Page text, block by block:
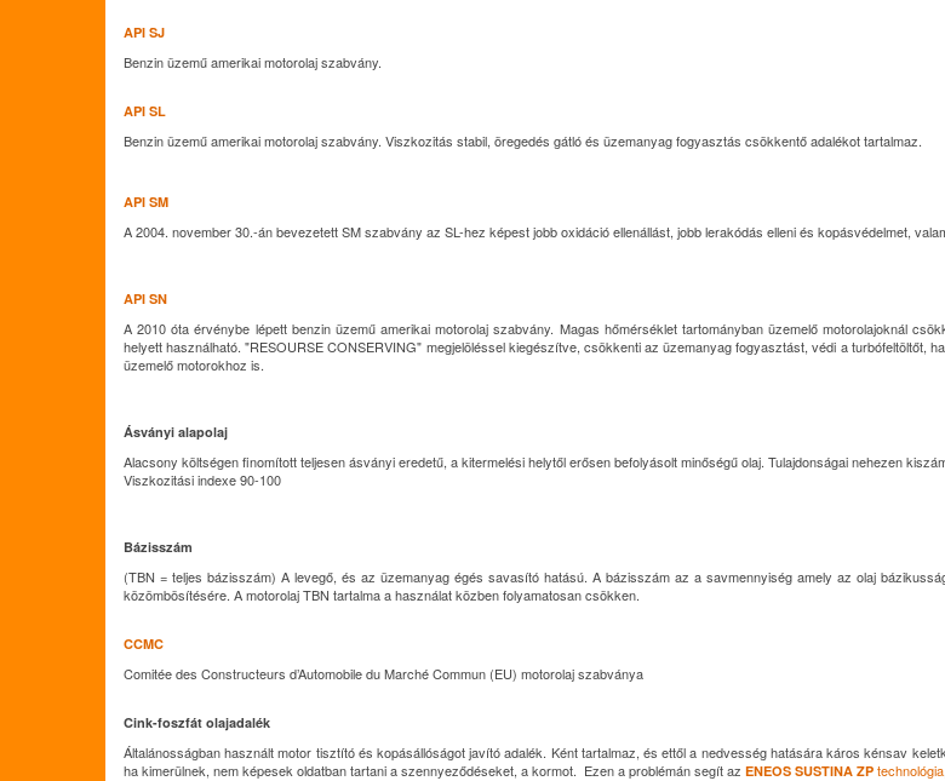
API SJ
Benzin üzemű amerikai motorolaj szabvány.
API SL
Benzin üzemű amerikai motorolaj szabvány. Viszkozitás stabil, öregedés gátló és üzemanyag fogyasztás csökkentő adalékot tartalmaz.
API SM
A 2004. november 30.-án bevezetett SM szabvány az SL-hez képest jobb oxidáció ellenállást, jobb lerakódás elleni és kopásvédelmet,
API SN
A 2010 óta érvénybe lépett benzin üzemű amerikai motorolaj szabvány. Magas hőmérséklet tartományban üzemelő motorolajoknál
helyett használható. "RESOURSE CONSERVING" megjelöléssel kiegészítve, csökkenti az üzemanyag fogyasztást, védi a turbófeltöltőt,
üzemelő motorokhoz is.
Ásványi alapolaj
Alacsony költségen finomított teljesen ásványi eredetű, a kitermelési helytől erősen befolyásolt minőségű olaj. Tulajdonságai nehezen
Viszkozitási indexe 90-100
Bázisszám
(TBN = teljes bázisszám) A levegő, és az üzemanyag égés savasító hatású. A bázisszám az a savmennyiség amely az olaj
közömbösítésére. A motorolaj TBN tartalma a használat közben folyamatosan csökken.
CCMC
Comitée des Constructeurs d’Automobile du Marché Commun (EU) motorolaj szabványa
Cink-foszfát olajadalék
Általánosságban használt motor tisztító és kopásállóságot javító adalék. Ként tartalmaz, és ettől a nedvesség hatására káros kénsav
ha kimerülnek, nem képesek oldatban tartani a szennyeződéseket, a kormot. Ezen a problémán segít az ENEOS SUSTINA ZP technológia